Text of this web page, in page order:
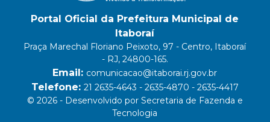
Portal Oficial da Prefeitura Municipal de
Itaboraí
Praça Marechal Floriano Peixoto, 97 - Centro, Itaboraí
- RJ, 24800-165.
Email: comunicacao@itaborai.rj.gov.br
Telefone: 21 2635-4643 - 2635-4870 - 2635-4417
© 2026 - Desenvolvido por Secretaria de Fazenda e
Tecnologia